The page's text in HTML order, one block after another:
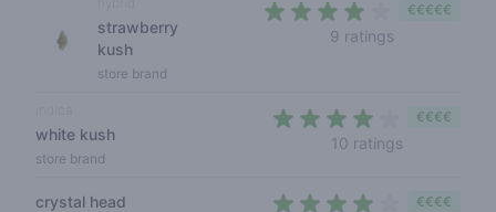
strawberry
kush
store brand
9 ratings
€€€€€
white kush
store brand
10 ratings
€€€€
crystal head €€€€